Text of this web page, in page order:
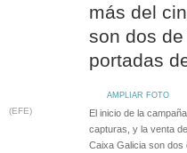
más del
son dos
portadas
AMPLIAR FOTO
(EFE)
El inicio de la
capturas, y la venta
Caixa Galicia son